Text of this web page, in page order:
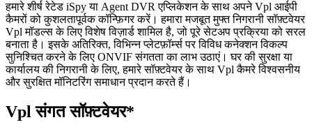
हमारे शीर्ष रेटेड iSpy या Agent DVR एप्लिकेशन के साथ अपने Vpl आईपी
कैमरों को कुशलतापूर्वक कॉन्फ़िगर करें। हमारा मजबूत मुफ्त निगरानी सॉफ़्टवेयर
Vpl मॉडल्स के लिए विशेष विज़ार्ड शामिल है, जो पूरे सेटअप प्रक्रिया को सरल
बनाता है। इसके अतिरिक्त, विभिन्न प्लेटफ़ॉर्म्स पर विविध कनेक्शन विकल्प
सुनिश्चित करने के लिए ONVIF संगतता का लाभ उठाएं। घर की सुरक्षा या
कार्यालय की निगरानी के लिए, हमारे सॉफ़्टवेयर के साथ Vpl कैमरे विश्वसनीय
और सुरक्षित मॉनिटरिंग समाधान प्रदान करते हैं।
Vpl संगत सॉफ़्टवेयर*